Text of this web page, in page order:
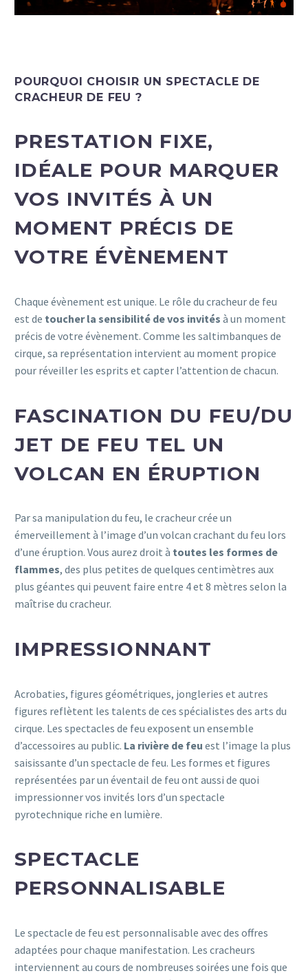
POURQUOI CHOISIR UN SPECTACLE DE
CRACHEUR DE FEU ?
PRESTATION FIXE,
IDÉALE POUR MARQUER
VOS INVITÉS À UN
MOMENT PRÉCIS DE
VOTRE ÉVÈNEMENT
Chaque évènement est unique. Le rôle du cracheur de feu
est de toucher la sensibilité de vos invités à un moment
précis de votre évènement. Comme les saltimbanques de
cirque, sa représentation intervient au moment propice
pour réveiller les esprits et capter l’attention de chacun.
FASCINATION DU FEU/DU
JET DE FEU TEL UN
VOLCAN EN ÉRUPTION
Par sa manipulation du feu, le cracheur crée un
émerveillement à l’image d’un volcan crachant du feu lors
d’une éruption. Vous aurez droit à toutes les formes de
flammes, des plus petites de quelques centimètres aux
plus géantes qui peuvent faire entre 4 et 8 mètres selon la
maîtrise du cracheur.
IMPRESSIONNANT
Acrobaties, figures géométriques, jongleries et autres
figures reflètent les talents de ces spécialistes des arts du
cirque. Les spectacles de feu exposent un ensemble
d’accessoires au public. La rivière de feu est l’image la plus
saisissante d’un spectacle de feu. Les formes et figures
représentées par un éventail de feu ont aussi de quoi
impressionner vos invités lors d’un spectacle
pyrotechnique riche en lumière.
SPECTACLE
PERSONNALISABLE
Le spectacle de feu est personnalisable avec des offres
adaptées pour chaque manifestation. Les cracheurs
interviennent au cours de nombreuses soirées une fois que